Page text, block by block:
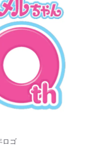
ロゴ